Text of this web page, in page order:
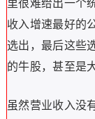
里很难给出一个
收入增速最好的
选出，最后这些
的牛股，甚至是
虽然营业收入没